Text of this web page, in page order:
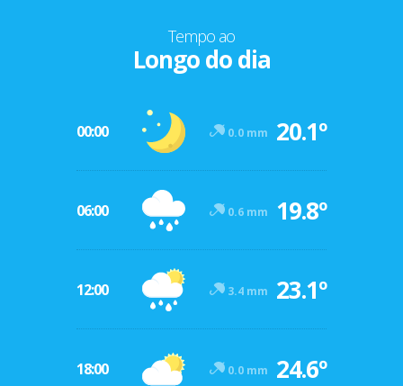
Tempo ao
Longo do dia
00:00 0.0 mm 20.1º
06:00 0.6 mm 19.8º
12:00 3.4 mm 23.1º
18:00 0.0 mm 24.6º